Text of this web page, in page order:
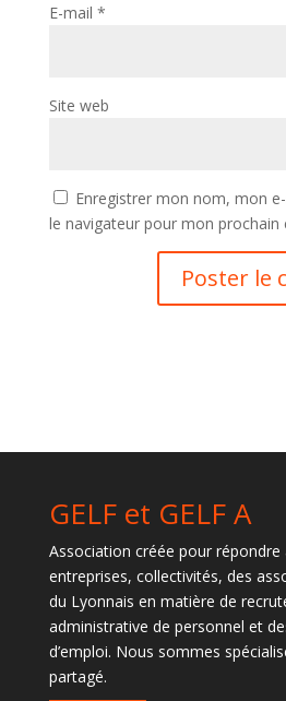
E-mail *
Site web
Enregistrer mon nom, mon
le navigateur pour mon prochain
GELF et GELF A
Association créée pour répondre
entreprises, collectivités, des
du Lyonnais en matière de
administrative de personnel et
d’emploi. Nous sommes
partagé.